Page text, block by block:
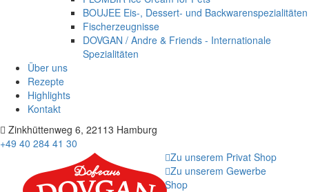
BOUJEE Eis-, Dessert- und Backwarenspezialitäten
Fischerzeugnisse
DOVGAN / Andre & Friends - Internationale
Spezialitäten
Über uns
Rezepte
Highlights
Kontakt
Zinkhüttenweg 6, 22113 Hamburg
+49 40 284 41 30
Zu unserem Privat Shop
Zu unserem Gewerbe
Shop